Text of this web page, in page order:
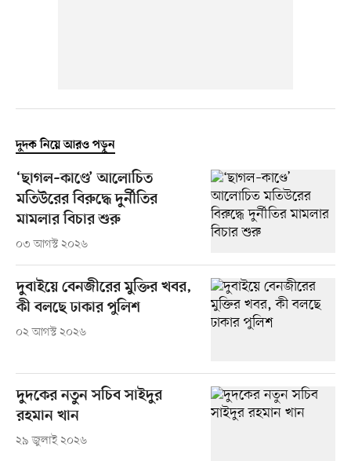
দুদক নিয়ে আরও পড়ুন
‘ছাগল–কাণ্ডে’ আলোচিত
মতিউরের বিরুদ্ধে দুর্নীতির
মামলার বিচার শুরু
০৩ আগস্ট ২০২৬
দুবাইয়ে বেনজীরের মুক্তির খবর,
কী বলছে ঢাকার পুলিশ
০২ আগস্ট ২০২৬
দুদকের নতুন সচিব সাইদুর
রহমান খান
২৯ জুলাই ২০২৬